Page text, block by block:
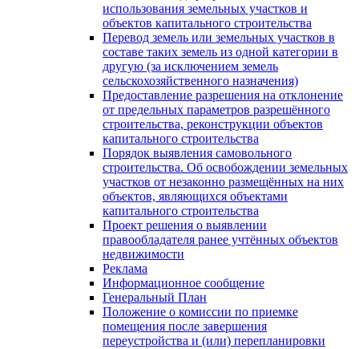
использования земельных участков и
объектов капитального строительства
Перевод земель или земельных участков в
составе таких земель из одной категории в
другую (за исключением земель
сельскохозяйственного назначения)
Предоставление разрешения на отклонение
от предельных параметров разрешённого
строительства, реконструкции объектов
капитального строительства
Порядок выявления самовольного
строительства. Об освобождении земельных
участков от незаконно размещённых на них
объектов, являющихся объектами
капитального строительства
Проект решения о выявлении
правообладателя ранее учтённых объектов
недвижимости
Реклама
Информационное сообщение
Генеральный План
Положение о комиссии по приемке
помещения после завершения
переустройства и (или) перепланировки